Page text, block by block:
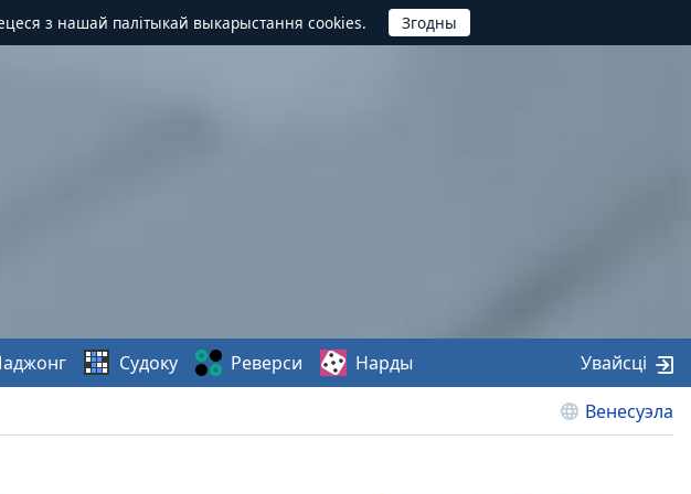
з нашай палітыкай выкарыстання cookies.
Венесуэла
Судоку Реверси Нарды Увайсці